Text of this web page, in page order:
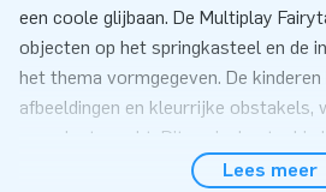
een coole glijbaan. De Multiplay
objecten op het springkasteel en de
het thema vormgegeven. De
afbeeldingen en kleurrijke obstakels,
compleet maakt. Dit springkasteel in
maakt het feest van jouw klantLees meer